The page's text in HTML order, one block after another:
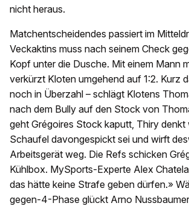
nicht heraus.
Matchentscheidendes passiert im
Veckaktins muss nach seinem Check
Kopf unter die Dusche. Mit einem Mann
verkürzt Kloten umgehend auf 1:2. Kurz
noch in Überzahl – schlägt Klotens
nach dem Bully auf den Stock von
geht Grégoires Stock kaputt, Thiry denkt
Schaufel davongespickt sei und wirft
Arbeitsgerät weg. Die Refs schicken
Kühlbox. MySports-Experte Alex
das hätte keine Strafe geben dürfen.»
gegen-4-Phase glückt Arno